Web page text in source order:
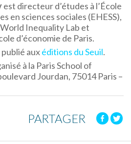
est directeur d’études à l’École
en sciences sociales (EHESS),
Inequality Lab et
d’économie de Paris.
auxéditions du Seuil.
à la Paris School of
Jourdan, 75014 Paris –
PARTAGER